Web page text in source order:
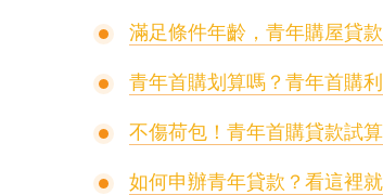
滿足條件年齡，青年購屋貸
青年首購划算嗎？青年首購
不傷荷包！青年首購貸款試
如何申辦青年貸款？看這裡